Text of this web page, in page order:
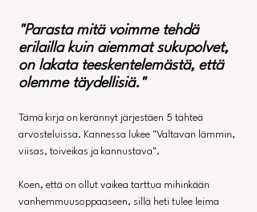
"Parasta mitä voimme tehdä
erilailla kuin aiemmat sukupolvet,
on lakata teeskentelemästä, että
olemme täydellisiä."
Tämä kirja on kerännyt järjestäen 5 tähteä
arvosteluissa. Kannessa lukee "Valtavan lämmin,
viisas, toiveikas ja kannustava".
Koen, että on ollut vaikea tarttua mihinkään
vanhemmuusoppaaseen, sillä heti tulee leima